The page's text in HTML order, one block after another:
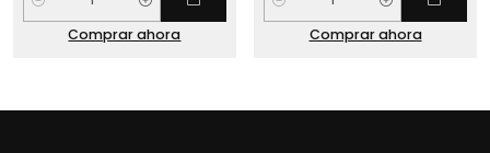
Cantidad
Comprar ahora
Cantidad
Comprar ahora